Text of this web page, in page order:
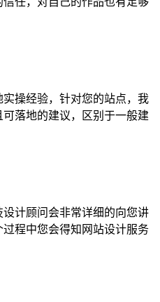
操经验，针对您的站点，我
落地的建议，区别于一般建
计顾问会非常详细的向您讲
程中您会得知网站设计服务